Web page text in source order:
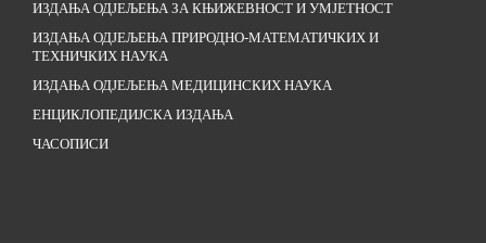
ИЗДАЊА ОДЈЕЉЕЊА ЗА КЊИЖЕВНОСТ И УМЈЕТНОСТ
ИЗДАЊА ОДЈЕЉЕЊА ПРИРОДНО-МАТЕМАТИЧКИХ И
ТЕХНИЧКИХ НАУКА
ИЗДАЊА ОДЈЕЉЕЊА МЕДИЦИНСКИХ НАУКА
ЕНЦИКЛОПЕДИЈСКА ИЗДАЊА
ЧАСОПИСИ